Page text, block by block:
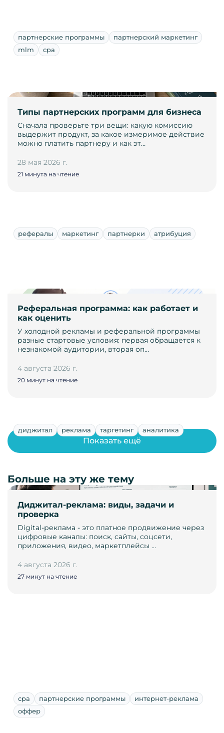
партнерские программы
партнерский маркетинг
mlm
cpa
Типы партнерских программ для бизнеса
Сначала проверьте три вещи: какую комиссию
выдержит продукт, за какое измеримое действие
можно платить партнеру и как эт…
28 мая 2026 г.
21 минута на чтение
рефералы маркетинг партнерки атрибуция
Реферальная программа: как работает и
как оценить
У холодной рекламы и реферальной программы
разные стартовые условия: первая обращается к
незнакомой аудитории, вторая оп…
4 августа 2026 г.
20 минут на чтение
диджитал реклама таргетинг аналитика
Диджитал-реклама: виды, задачи и
проверка
Digital-реклама - это платное продвижение через
цифровые каналы: поиск, сайты, соцсети,
приложения, видео, маркетплейсы …
4 августа 2026 г.
27 минут на чтение
Показать ещё
Больше на эту же тему
cpa партнерские программы
интернет-реклама
оффер